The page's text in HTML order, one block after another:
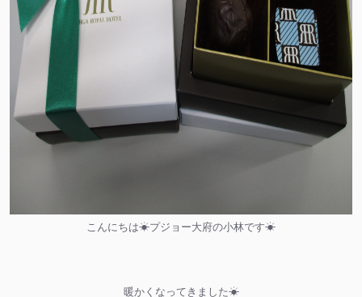
こんにちは☀プジョー大府の小林です☀
暖かくなってきました☀